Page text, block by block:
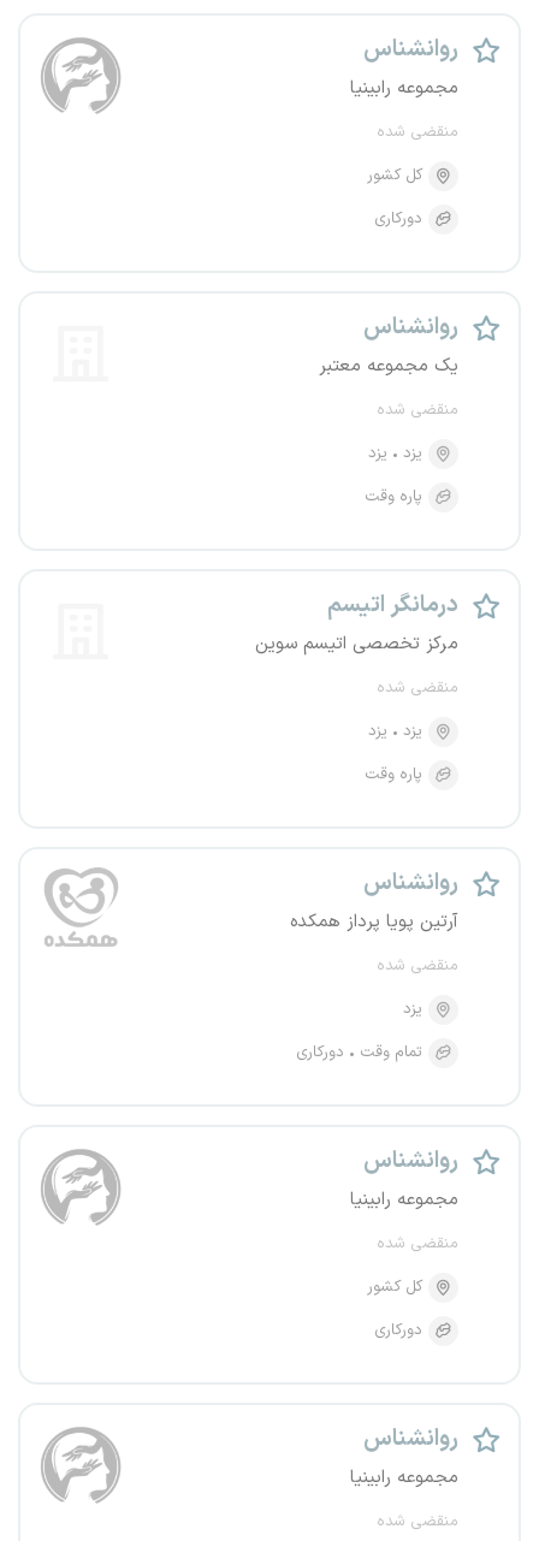
روانشناس
مجموعه رابینیا
منقضی شده
کل کشور
دورکاری
روانشناس
یک مجموعه معتبر
منقضی شده
یزد
یزد
پاره وقت
درمانگر اتیسم
مرکز تخصصی اتیسم سوین
منقضی شده
یزد
یزد
پاره وقت
روانشناس
آرتین پویا پرداز همکده
منقضی شده
یزد
تمام وقت
دورکاری
روانشناس
مجموعه رابینیا
منقضی شده
کل کشور
دورکاری
روانشناس
مجموعه رابینیا
منقضی شده